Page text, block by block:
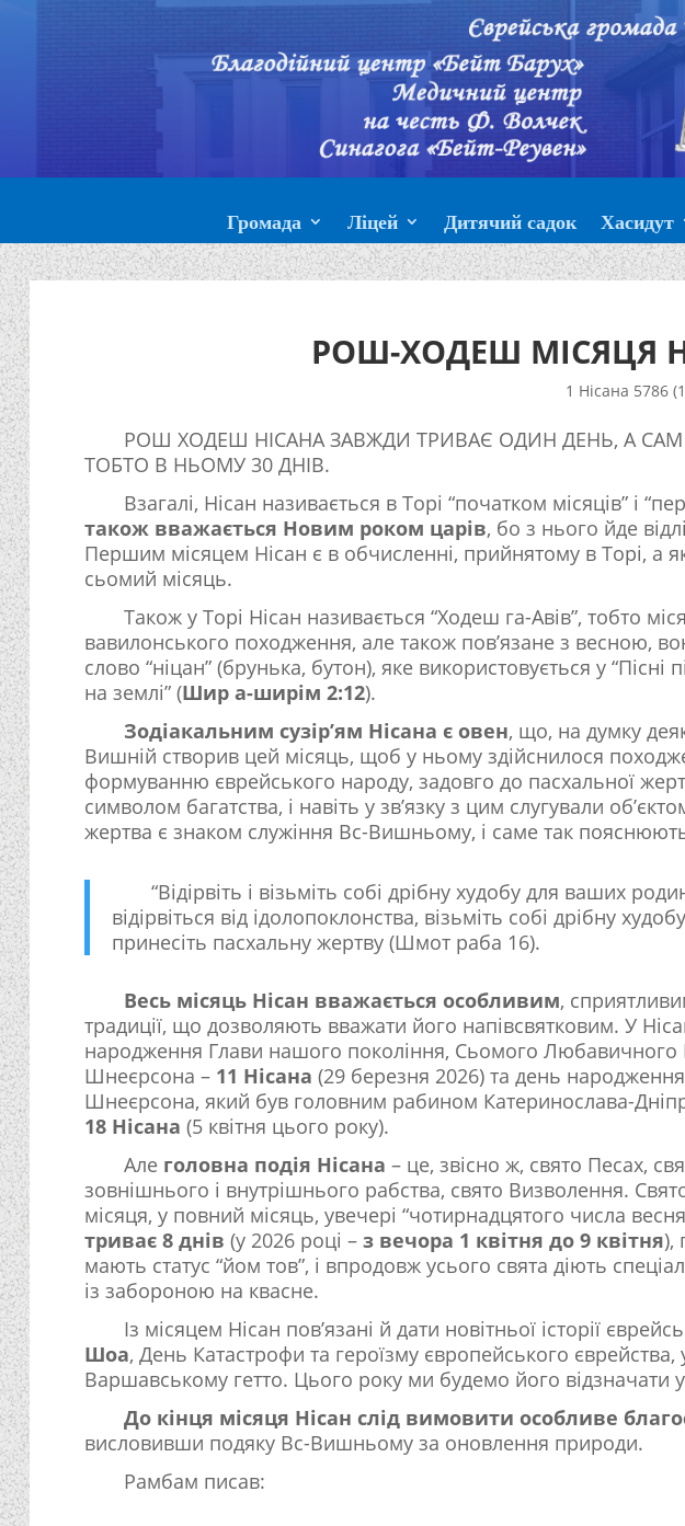
Громада Ліцей Дитячий садок Хасидут
РОШ-ХОДЕШ МІСЯЦЯ
1 Нісана 5786
РОШ ХОДЕШ НІСАНА ЗАВЖДИ ТРИВАЄ ОДИН ДЕНЬ, А
ТОБТО В НЬОМУ 30 ДНІВ.
Взагалі, Нісан називається в Торі “початком місяців” і
також вважається Новим роком царів, бо з нього йде
Першим місяцем Нісан є в обчисленні, прийнятому в Торі, а
сьомий місяць.
Також у Торі Нісан називається “Ходеш га-Авів”, тобто
вавилонського походження, але також пов’язане з весною,
слово “ніцан” (брунька, бутон), яке використовується у “Пісні
на землі” (Шир а-ширім 2:12).
Зодіакальним сузір’ям Нісана є овен, що, на думку
Вишній створив цей місяць, щоб у ньому здійснилося
формуванню єврейського народу, задовго до пасхальної
символом багатства, і навіть у зв’язку з цим слугували
жертва є знаком служіння Вс-Вишньому, і саме так
“Відірвіть і візьміть собі дрібну худобу для ваших
відірвіться від ідолопоклонства, візьміть собі дрібну
принесіть пасхальну жертву (Шмот раба 16).
Весь місяць Нісан вважається особливим,
традиції, що дозволяють вважати його напівсвятковим. У
народження Глави нашого покоління, Сьомого
Шнеєрсона – 11 Нісана (29 березня 2026) та день народження
Шнеєрсона, який був головним рабином Катеринослава-
18 Нісана (5 квітня цього року).
Але головна подія Нісана – це, звісно ж, свято Песах,
зовнішнього і внутрішнього рабства, свято Визволення.
місяця, у повний місяць, увечері “чотирнадцятого числа
триває 8 днів (у 2026 році – з вечора 1 квітня до 9 квітня),
мають статус “йом тов”, і впродовж усього свята діють
із забороною на квасне.
Із місяцем Нісан пов’язані й дати новітньої історії
Шоа, День Катастрофи та героїзму європейського
Варшавському гетто. Цього року ми будемо його відзначати у
До кінця місяця Нісан слід вимовити особливе
висловивши подяку Вс-Вишньому за оновлення природи.
Рамбам писав: